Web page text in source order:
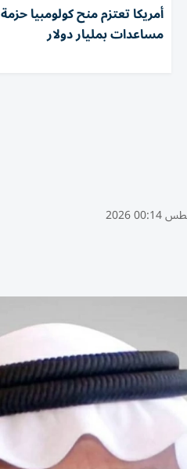
أمريكا تعتزم منح كولومبيا حزمة
مساعدات بمليار دولار